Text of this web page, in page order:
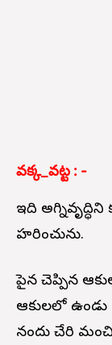
వక్క_వట్ట : -
ఇది
హరించును.
పైన చెప్పిన
ఆకులలో
నందు చేరి